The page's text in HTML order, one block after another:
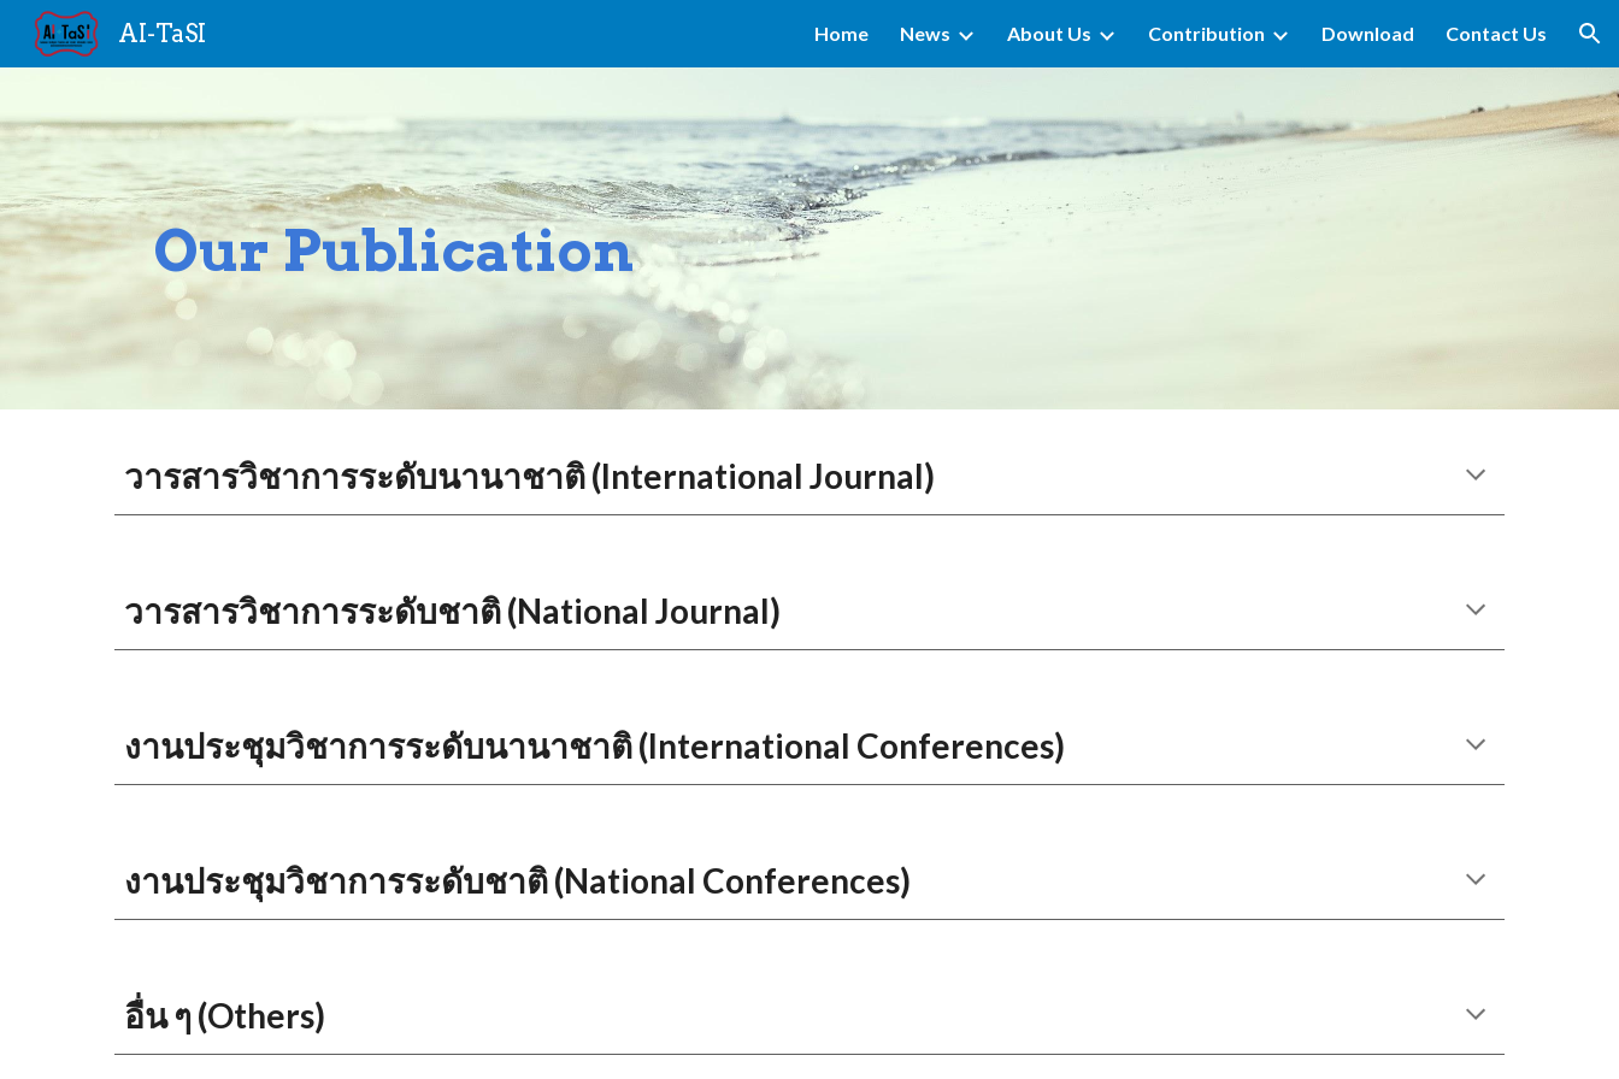
Skip to navigation
AI-TaSI Home News About Us Contribution Download Contact Us
Our Publication
วารสารวิชาการระดับนานาชาติ (International Journal)
วารสารวิชาการระดับชาติ (National Journal)
งานประชุมวิชาการระดับนานาชาติ (International Conferences)
งานประชุมวิชาการระดับชาติ (National Conferences)
อื่น ๆ (Others)